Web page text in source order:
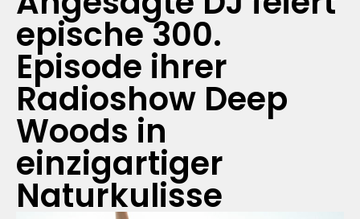
epische 300.
Episode ihrer
Radioshow Deep
Woods in
einzigartiger
Naturkulisse